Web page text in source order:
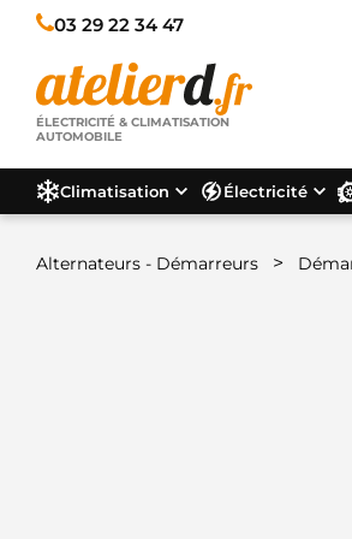
03 29 22 34 47
ÉLECTRICITÉ & CLIMATISATION
AUTOMOBILE
Climatisation Électricité
Alternateurs - Démarreurs >